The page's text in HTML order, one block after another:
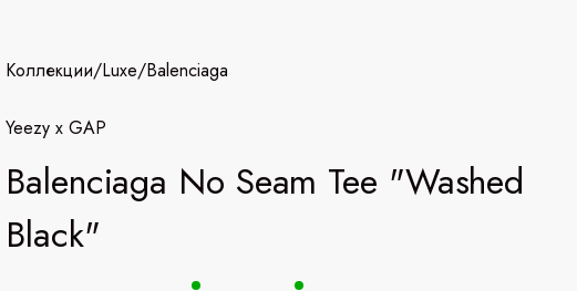
Коллекции/Luxe/Balenciaga
Yeezy x GAP
Balenciaga No Seam Tee "Washed
Black"